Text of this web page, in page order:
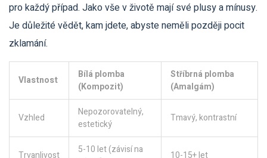
pro každý případ. Jako vše v životě mají své plusy a mínusy.
Je důležité vědět, kam jdete, abyste neměli později pocit
zklamání.
Vlastnost
Bílá plomba
(Kompozit)
Stříbrná plomba
(Amalgám)
Vzhled
Nepozorovatelný,
estetický
Tmavý, kontrastní
Trvanlivost
5-10 let (závisí na
10-15+ let